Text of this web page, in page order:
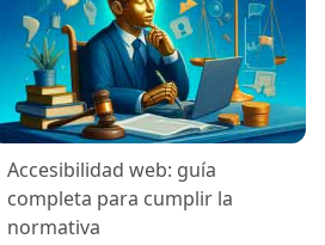
Accesibilidad web: guía
completa para cumplir la
normativa